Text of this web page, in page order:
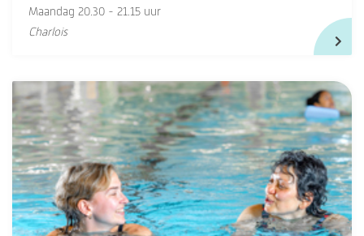
Maandag 20.30 - 21.15 uur
Charlois